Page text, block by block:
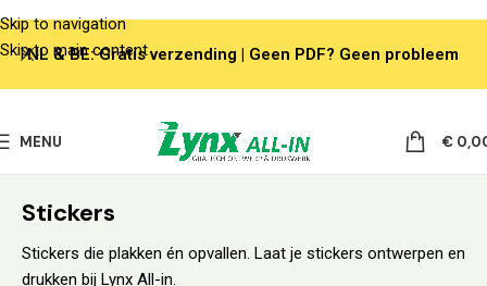
Skip to navigation
Skip to main content
MENU €
Stickers
Stickers die plakken én opvallen. Laat je stickers ontwerpen en
drukken bij Lynx All-in.
NL & BE: Gratis verzending | Geen PDF? Geen probleem